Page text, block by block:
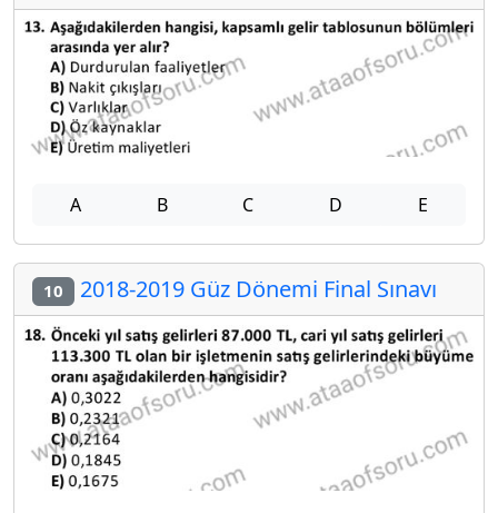
A B C D E
10 2018-2019 Güz Dönemi Final Sınavı